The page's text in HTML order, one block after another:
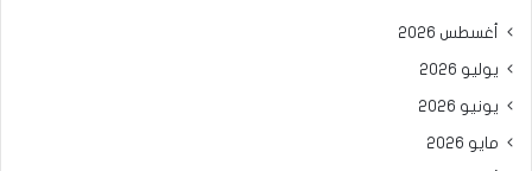
أغسطس 2026
يوليو 2026
يونيو 2026
مايو 2026